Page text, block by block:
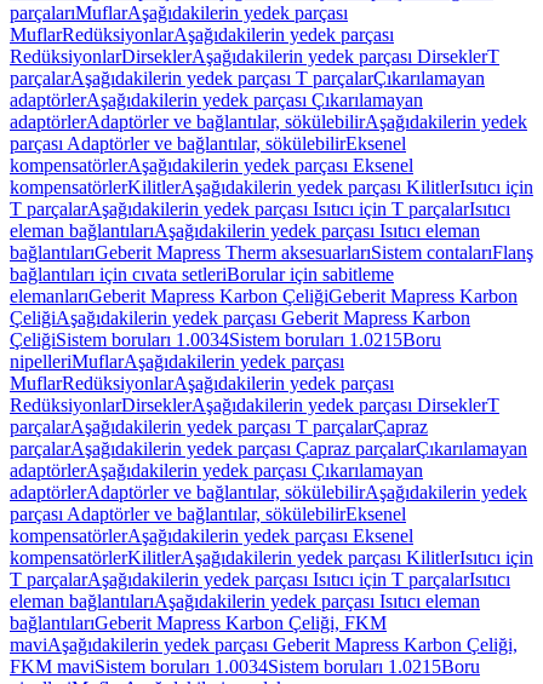
parçalarıMuflarAşağıdakilerin yedek parçası
MuflarRedüksiyonlarAşağıdakilerin yedek parçası
RedüksiyonlarDirseklerAşağıdakilerin yedek parçası DirseklerT
parçalarAşağıdakilerin yedek parçası T parçalarÇıkarılamayan
adaptörlerAşağıdakilerin yedek parçası Çıkarılamayan
adaptörlerAdaptörler ve bağlantılar, sökülebilirAşağıdakilerin yedek
parçası Adaptörler ve bağlantılar, sökülebilirEksenel
kompensatörlerAşağıdakilerin yedek parçası Eksenel
kompensatörlerKilitlerAşağıdakilerin yedek parçası KilitlerIsıtıcı için
T parçalarAşağıdakilerin yedek parçası Isıtıcı için T parçalarIsıtıcı
eleman bağlantılarıAşağıdakilerin yedek parçası Isıtıcı eleman
bağlantılarıGeberit Mapress Therm aksesuarlarıSistem contalarıFlanş
bağlantıları için cıvata setleriBorular için sabitleme
elemanlarıGeberit Mapress Karbon ÇeliğiGeberit Mapress Karbon
ÇeliğiAşağıdakilerin yedek parçası Geberit Mapress Karbon
ÇeliğiSistem boruları 1.0034Sistem boruları 1.0215Boru
nipelleriMuflarAşağıdakilerin yedek parçası
MuflarRedüksiyonlarAşağıdakilerin yedek parçası
RedüksiyonlarDirseklerAşağıdakilerin yedek parçası DirseklerT
parçalarAşağıdakilerin yedek parçası T parçalarÇapraz
parçalarAşağıdakilerin yedek parçası Çapraz parçalarÇıkarılamayan
adaptörlerAşağıdakilerin yedek parçası Çıkarılamayan
adaptörlerAdaptörler ve bağlantılar, sökülebilirAşağıdakilerin yedek
parçası Adaptörler ve bağlantılar, sökülebilirEksenel
kompensatörlerAşağıdakilerin yedek parçası Eksenel
kompensatörlerKilitlerAşağıdakilerin yedek parçası KilitlerIsıtıcı için
T parçalarAşağıdakilerin yedek parçası Isıtıcı için T parçalarIsıtıcı
eleman bağlantılarıAşağıdakilerin yedek parçası Isıtıcı eleman
bağlantılarıGeberit Mapress Karbon Çeliği, FKM
maviAşağıdakilerin yedek parçası Geberit Mapress Karbon Çeliği,
FKM maviSistem boruları 1.0034Sistem boruları 1.0215Boru